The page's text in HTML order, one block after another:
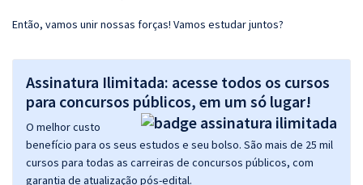
Então, vamos unir nossas forças! Vamos estudar juntos?
Assinatura Ilimitada: acesse todos os cursos
para concursos públicos, em um só lugar!
O melhor custo
benefício para os seus estudos e seu bolso. São mais de 25 mil
cursos para todas as carreiras de concursos públicos, com
garantia de atualização pós-edital.